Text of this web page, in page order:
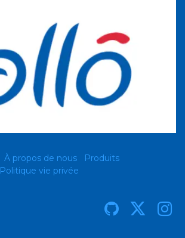
À propos de nous
Produits
Politique vie privée